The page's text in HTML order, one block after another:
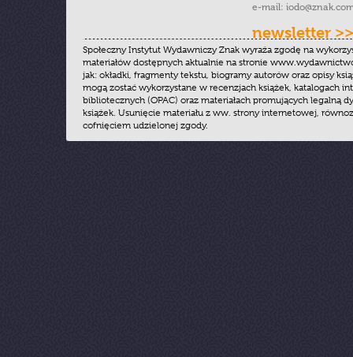
e-mail:
newsletter >>
Społeczny Instytut Wydawniczy Znak wyraża zgodę na
materiałów dostępnych aktualnie na stronie
jak: okładki, fragmenty tekstu, biogramy autorów oraz opisy
mogą zostać wykorzystane w recenzjach książek, katalogach
bibliotecznych (OPAC) oraz materiałach promujących legalną
książek. Usunięcie materiału z ww. strony internetowej,
cofnięciem udzielonej zgody.